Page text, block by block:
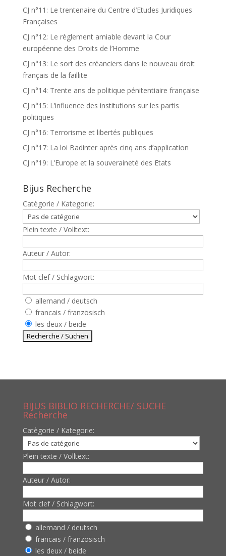
CJ n°11: Le trentenaire du Centre d’Etudes Juridiques
Françaises
CJ n°12: Le règlement amiable devant la Cour
européenne des Droits de l’Homme
CJ n°13: Le sort des créanciers dans le nouveau droit
français de la faillite
CJ n°14: Trente ans de politique pénitentiaire française
CJ n°15: L’influence des institutions sur les partis
politiques
CJ n°16: Terrorisme et libertés publiques
CJ n°17: La loi Badinter après cinq ans d’application
CJ n°19: L’Europe et la souveraineté des Etats
Bijus Recherche
Catègorie / Kategorie:
Plein texte / Volltext:
Auteur / Autor:
Mot clef / Schlagwort:
allemand / deutsch
francais / französisch
les deux / beide
BIJUS BIBLIO RECHERCHE/ SUCHE
Recherche
Catègorie / Kategorie:
Plein texte / Volltext:
Auteur / Autor:
Mot clef / Schlagwort:
allemand / deutsch
francais / französisch
les deux / beide